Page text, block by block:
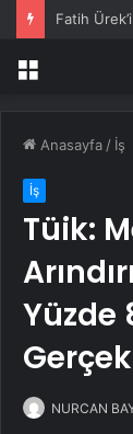
Fatih
Menü
Anasayfa / İş
İş
Tüik:
Yüzde
NURCAN